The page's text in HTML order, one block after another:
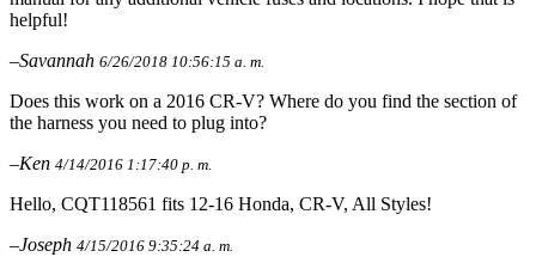
helpful!
–Savannah 6/26/2018 10:56:15 a. m.
Does this work on a 2016 CR-V? Where do you find the section of
the harness you need to plug into?
–Ken 4/14/2016 1:17:40 p. m.
Hello, CQT118561 fits 12-16 Honda, CR-V, All Styles!
–Joseph 4/15/2016 9:35:24 a. m.